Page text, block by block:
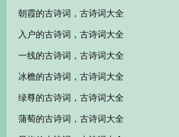
朝霞的古诗词，古诗词大全
入户的古诗词，古诗词大全
一线的古诗词，古诗词大全
冰檐的古诗词，古诗词大全
绿尊的古诗词，古诗词大全
蒲萄的古诗词，古诗词大全